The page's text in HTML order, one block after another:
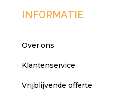
INFORMATIE
Over ons
Klantenservice
Vrijblijvende offerte